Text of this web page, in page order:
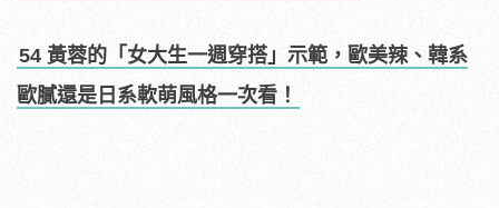
54 黃蓉的「女大生一週穿搭」示範，歐美辣、韓系
歐膩還是日系軟萌風格一次看！